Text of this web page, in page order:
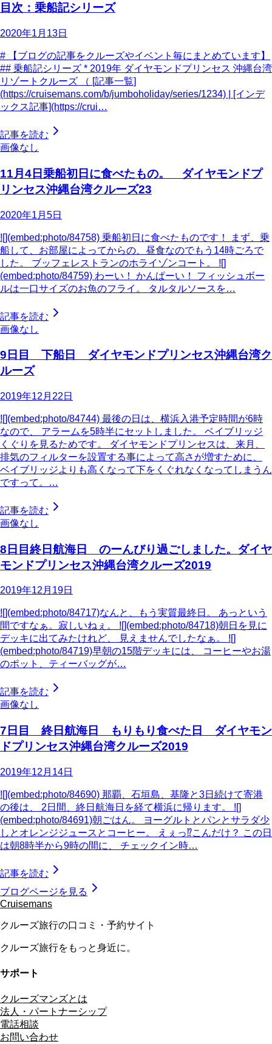
目次：乗船記シリーズ
2020年1月13日
# 【ブログの記事をクルーズやイベント毎にまとめています】
## 乗船記シリーズ * 2019年 ダイヤモンドプリンセス 沖縄台湾
リゾートクルーズ （ [記事一覧]
(https://cruisemans.com/b/jumboholiday/series/1234) | [インデ
ックス記事](https://crui…
記事を読む
画像なし
11月4日乗船初日に食べたもの。 ダイヤモンドプ
リンセス沖縄台湾クルーズ23
2020年1月5日
![](embed:photo/84758) 乗船初日に食べたものです！ まず、乗
船して、お部屋によってからの、昼食なのでもう14時ごろで
した。 ブッフェレストランのホライゾンコート。 ![]
(embed:photo/84759) わーい！ かんぱーい！ フィッシュボー
ルは一口サイズのお魚のフライ。 タルタルソースを…
記事を読む
画像なし
9日目 下船日 ダイヤモンドプリンセス沖縄台湾ク
ルーズ
2019年12月22日
![](embed:photo/84744) 最後の日は、横浜入港予定時間が6時
なので、 アラームを5時半にセットしました。 ベイブリッジ
くぐりを見るためです。 ダイヤモンドプリンセスは、来月、
排気のフィルターを設置する事によって高さが増すために、
ベイブリッジよりも高くなって下をくぐれなくなってしまうん
ですって。…
記事を読む
画像なし
8日目終日航海日 のーんびり過ごしました。ダイヤ
モンドプリンセス沖縄台湾クルーズ2019
2019年12月19日
![](embed:photo/84717)なんと、もう実質最終日。 あっという
間ですなぁ。寂しいねぇ。 ![](embed:photo/84718)朝日を見に
デッキに出てみたけれど、 見えませんでしたなぁ。 ![]
(embed:photo/84719)早朝の15階デッキには、 コーヒーやお湯
のポット、ティーバッグが…
記事を読む
画像なし
7日目 終日航海日 もりもり食べた日 ダイヤモン
ドプリンセス沖縄台湾クルーズ2019
2019年12月14日
![](embed:photo/84690) 那覇、石垣島、基隆と3日続けて寄港
の後は、 2日間、終日航海日を経て横浜に帰ります。 ![]
(embed:photo/84691)朝ごはん。 ヨーグルトとパンとサラダ少
しとオレンジジュースとコーヒー。 えぇっ⁉︎こんだけ？ この日
は朝8時半から9時の間に、 チェックイン時…
記事を読む
ブログページを見る
Cruisemans
クルーズ旅行の口コミ・予約サイト
クルーズ旅行をもっと身近に。
サポート
クルーズマンズとは
法人・パートナーシップ
電話相談
お問い合わせ